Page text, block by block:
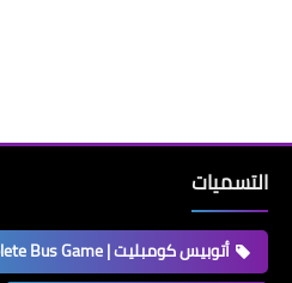
التسميات
أتوبيس كومبليت | Complete Bus Game